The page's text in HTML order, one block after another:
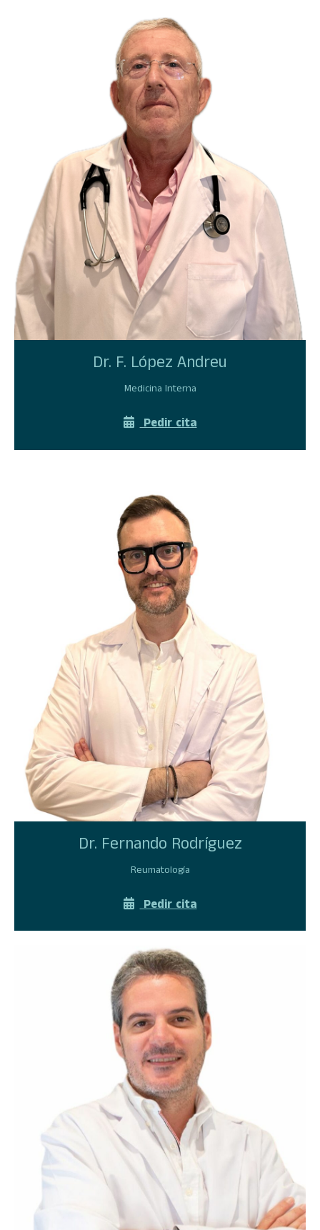
Dr. F. López Andreu
Medicina Interna
Pedir cita
Dr. Fernando Rodríguez
Reumatología
Pedir cita